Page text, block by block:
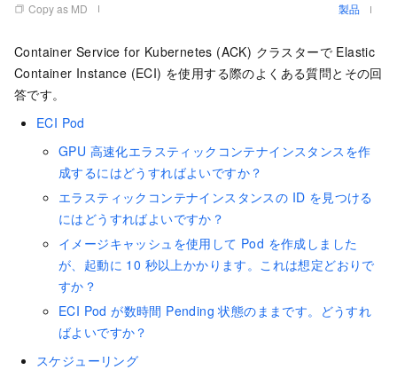
Copy as MD
製品
Container Service for Kubernetes (ACK) クラスターで Elastic
Container Instance (ECI) を使用する際のよくある質問とその回
答です。
ECI Pod
GPU 高速化エラスティックコンテナインスタンスを作
成するにはどうすればよいですか？
エラスティックコンテナインスタンスの ID を見つける
にはどうすればよいですか？
イメージキャッシュを使用して Pod を作成しました
が、起動に 10 秒以上かかります。これは想定どおりで
すか？
ECI Pod が数時間 Pending 状態のままです。どうすれ
ばよいですか？
スケジューリング